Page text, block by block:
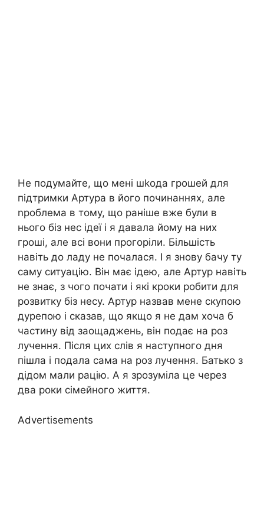
Не подумайте, що мені шkода грошей для
підтримки Артура в його починаннях, але
nроблема в тому, що раніше вже були в
нього біз нес ідеї і я давала йому на них
гроші, але всі вони прогоріли. Більшість
навіть до ладу не почалася. І я знову бачу ту
саму ситуацію. Він має ідею, але Артур навіть
не знає, з чого почати і які кроки робити для
розвитку біз несу. Артур назвав мене скупою
дурепою і сказав, що якщо я не дам хоча б
частину від заощаджень, він подає на роз
лучення. Після цих слів я наступного дня
пішла і подала сама на роз лучення. Батько з
дідом мали рацію. А я зрозуміла це через
два роки сімейного життя.
Advertisements